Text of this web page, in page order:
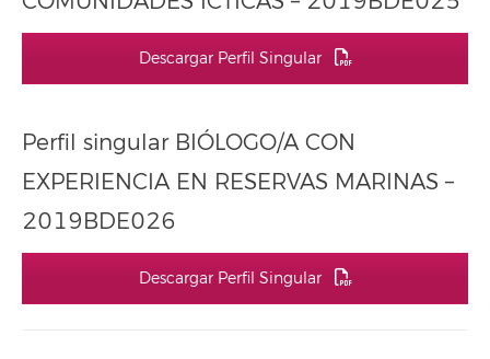
Descargar Perfil Singular
Perfil singular BIÓLOGO/A CON
EXPERIENCIA EN RESERVAS MARINAS –
2019BDE026
Descargar Perfil Singular